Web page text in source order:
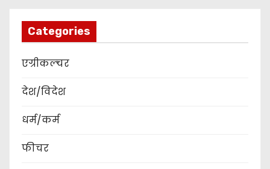
Categories
एग्रीकल्चर
देश/विदेश
धर्म/कर्म
फीचर